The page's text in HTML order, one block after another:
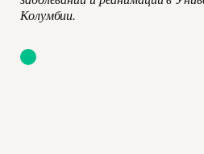
Колумбии.